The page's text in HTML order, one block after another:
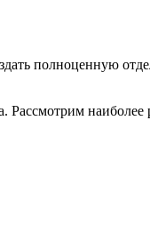
полноценную
Рассмотрим